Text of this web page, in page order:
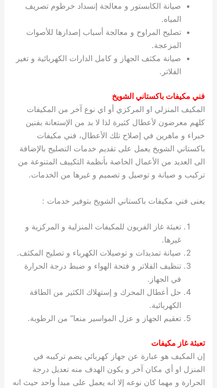
صيانة الكابستور و معالجة إنسداد خرطوم تصريف
المياه.
تصليح المراوح و معالجة أسباب إصدارها للأصوات
المزعجة.
صيانة مكثف الجهاز و كامل الدارات الكهربائية و تغير
الفلاتر.
فني مكيفات باكستاني الشويخ
المكيف المنزلي او المركزي أو اي نوع آخر من المكيفات
كلهم معرضون لأعطال كثيرة لذا لا بد من الإستعانة بفنين
خبراء و ماهرين في إصلاح تلك الأعطال، فني مكيفات
باكستاني الشويخ يعمل على تقديم خدمات التصليح بالإضافة
الى العديد من الأعمال الخاصة بأنظمة التكييف المتنوعة من
تركيب و صيانة و توصيل و تصميم و غيرها من الخدمات.
يعنى فني مكيفات باكستاني الشويخ بتوفير خدمات :
تعبئة غاز الفريون للمكيفات المنزلية و المركزية و
غيرها.
صيانة تمديدات و توصيلات الكهرباء و تصليح المكثف.
تنظيف الفلاتر و فتحة الهواء و ضبط درجة الحرارة
في الجهاز.
حل أعطال المحرك و إستهلاك الكثير من الطاقة
الكهربائية.
تعقيم الجهاز و عزل المواسير منعا” من الرطوبة.
تعبئة غاز مكيفات
إن المكيف هو عبارة عن جهاز كهربائي يضم تركيبه في
المنزل او أي مكان آخر و يكون الهدف منه تعديل درجة
الحرارة و مهما كان نوعه إلا انه يعمل على مبدأ واحد حيث انه